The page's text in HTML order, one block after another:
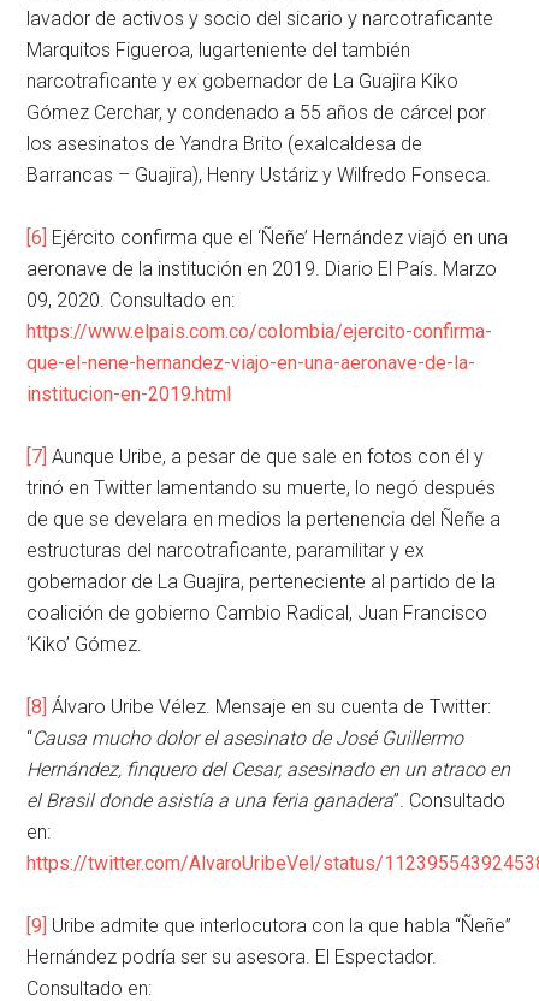
lavador de activos y socio del sicario y narcotraficante
Marquitos Figueroa, lugarteniente del también
narcotraficante y ex gobernador de La Guajira Kiko
Gómez Cerchar, y condenado a 55 años de cárcel por
los asesinatos de Yandra Brito (exalcaldesa de
Barrancas – Guajira), Henry Ustáriz y Wilfredo Fonseca.
[6] Ejército confirma que el ‘Ñeñe’ Hernández viajó en una
aeronave de la institución en 2019. Diario El País. Marzo
09, 2020. Consultado en:
https://www.elpais.com.co/colombia/ejercito-confirma-
que-el-nene-hernandez-viajo-en-una-aeronave-de-la-
institucion-en-2019.html
[7] Aunque Uribe, a pesar de que sale en fotos con él y
trinó en Twitter lamentando su muerte, lo negó después
de que se develara en medios la pertenencia del Ñeñe a
estructuras del narcotraficante, paramilitar y ex
gobernador de La Guajira, perteneciente al partido de la
coalición de gobierno Cambio Radical, Juan Francisco
‘Kiko’ Gómez.
[8] Álvaro Uribe Vélez. Mensaje en su cuenta de Twitter:
“Causa mucho dolor el asesinato de José Guillermo
Hernández, finquero del Cesar, asesinado en un atraco en
el Brasil donde asistía a una feria ganadera”. Consultado
en:
https://twitter.com/AlvaroUribeVel/status/
[9] Uribe admite que interlocutora con la que habla “Ñeñe”
Hernández podría ser su asesora. El Espectador.
Consultado en: